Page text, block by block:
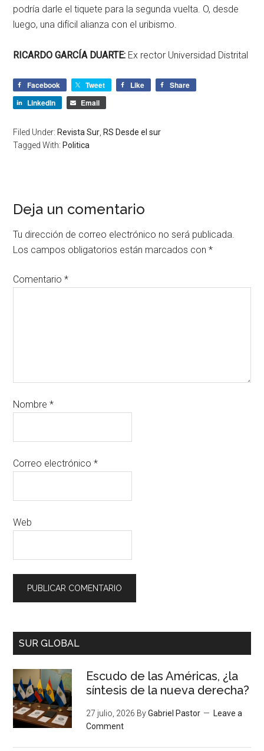
podría darle el tiquete para la segunda vuelta. O, desde
luego, una difícil alianza con el uribismo.
RICARDO GARCÍA DUARTE: Ex rector Universidad Distrital
Facebook Tweet Like
Share
LinkedIn
Email
Filed Under: Revista Sur RS Desde el sur
Tagged With: Politica
Deja un comentario
Tu dirección de correo electrónico no será publicada.
Los campos obligatorios están marcados con*
Comentario*
Nombre*
Correo electrónico*
Web
SUR GLOBAL
Escudo de las Américas, ¿la
síntesis de la nueva derecha?
27 julio, 2026 ByGabriel Pastor
Leave a
Comment